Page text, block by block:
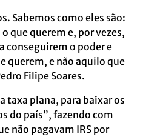
Sabemos como eles são:
que querem e, por vezes,
conseguirem o poder e
querem, e não aquilo que
Filipe Soares.
taxa plana, para baixar os
do país”, fazendo com
não pagavam IRS por